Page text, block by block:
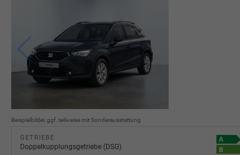
Beispielbilder, ggf. teilweise mit Sonderausstattung
GETRIEBE
Doppelkupplungsgetriebe (DSG)